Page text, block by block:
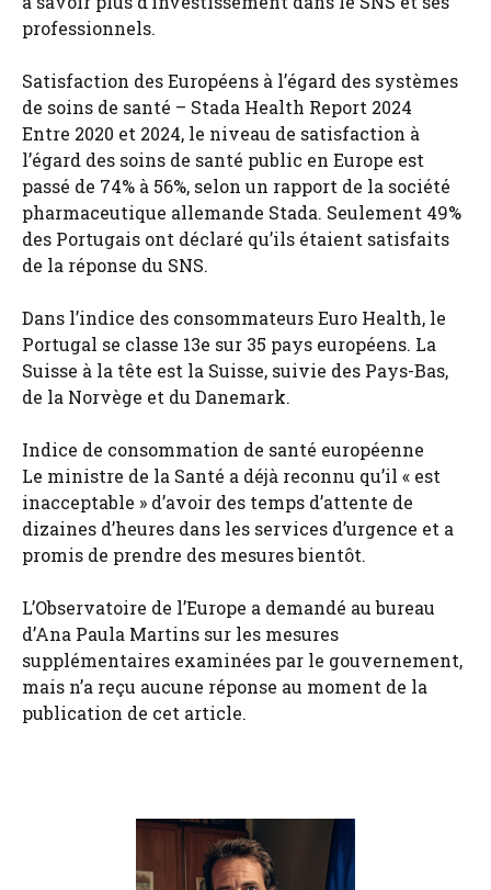
professionnels.
Satisfaction des Européens à l’égard des systèmes
de soins de santé – Stada Health Report 2024
Entre 2020 et 2024, le niveau de satisfaction à
l’égard des soins de santé public en Europe est
passé de 74% à 56%, selon un rapport de la société
pharmaceutique allemande Stada. Seulement 49%
des Portugais ont déclaré qu’ils étaient satisfaits
de la réponse du SNS.
Dans l’indice des consommateurs Euro Health, le
Portugal se classe 13e sur 35 pays européens. La
Suisse à la tête est la Suisse, suivie des Pays-Bas,
de la Norvège et du Danemark.
Indice de consommation de santé européenne
Le ministre de la Santé a déjà reconnu qu’il « est
inacceptable » d’avoir des temps d’attente de
dizaines d’heures dans les services d’urgence et a
promis de prendre des mesures bientôt.
L’Observatoire de l’Europe a demandé au bureau
d’Ana Paula Martins sur les mesures
supplémentaires examinées par le gouvernement,
mais n’a reçu aucune réponse au moment de la
publication de cet article.